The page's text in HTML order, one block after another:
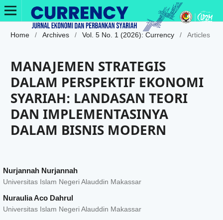
Home / Archives / Vol. 5 No. 1 (2026): Currency / Articles
MANAJEMEN STRATEGIS
DALAM PERSPEKTIF EKONOMI
SYARIAH: LANDASAN TEORI
DAN IMPLEMENTASINYA
DALAM BISNIS MODERN
Nurjannah Nurjannah
Universitas Islam Negeri Alauddin Makassar
Nuraulia Aco Dahrul
Universitas Islam Negeri Alauddin Makassar